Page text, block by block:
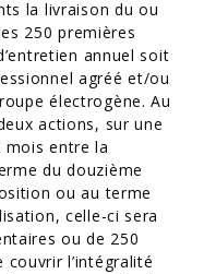
la livraison du ou
250 premières
annuel soit
agréé et/ou
électrogène. Au
actions, sur une
mois entre la
du douzième
ou au terme
celle-ci sera
ou de 250
l’intégralité